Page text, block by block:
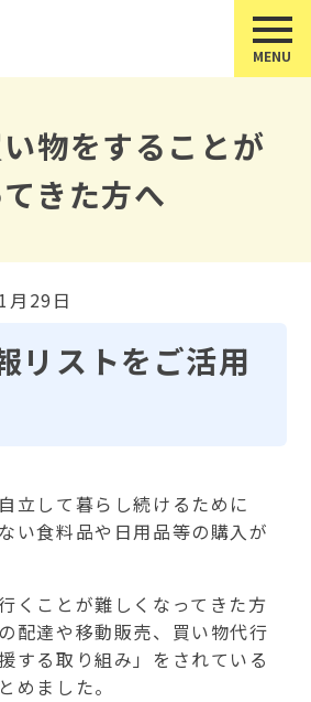
物をすることが
きた方へ
月29日
リストをご活用
立して暮らし続けるために
い食料品や日用品等の購入が
くことが難しくなってきた方
配達や移動販売、買い物代行
する取り組み」をされている
めました。